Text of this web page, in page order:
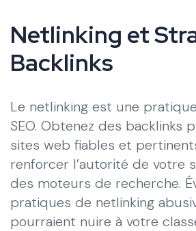
Netlinking et
Backlinks
Le netlinking est une
SEO. Obtenez des backlinks
sites web fiables et
renforcer l’autorité de votre
des moteurs de recherche.
pratiques de netlinking
pourraient nuire à votre